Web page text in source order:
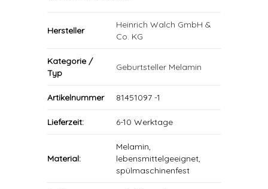
Hersteller
Heinrich Walch GmbH &
Co. KG
Kategorie /
Typ
Geburtsteller Melamin
Artikelnummer 81451097 -1
Lieferzeit: 6-10 Werktage
Material:
Melamin,
lebensmittelgeeignet,
spülmaschinenfest